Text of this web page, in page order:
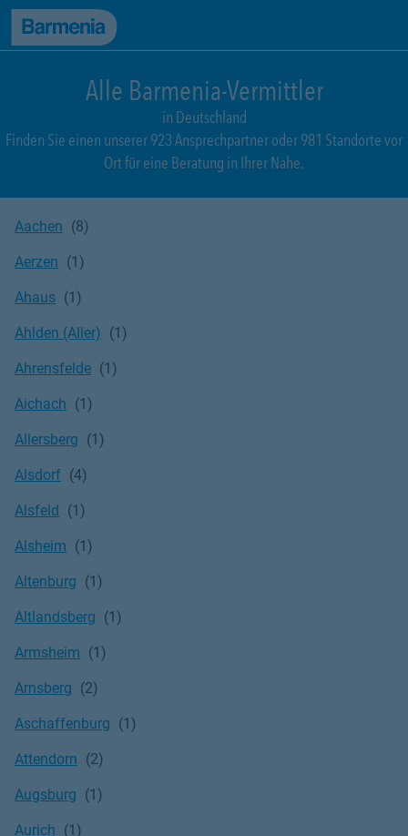
zum Seiteninhalt
Back to top
Alle Barmenia-Vermittler
in Deutschland
Finden Sie einen unserer 923 Ansprechpartner oder 981 Standorte vor
Ort für eine Beratung in Ihrer Nähe.
Aachen
Aerzen
Ahaus
Ahlden (Aller)
Ahrensfelde
Aichach
Allersberg
Alsdorf
Alsfeld
Alsheim
Altenburg
Altlandsberg
Armsheim
Arnsberg
Aschaffenburg
Attendorn
Augsburg
Aurich